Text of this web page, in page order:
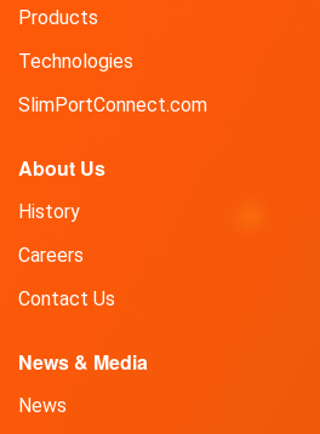
け
組
み
ポ
搭
Products
Technologies
SlimPortConnect.com
About Us
History
Careers
Contact Us
News & Media
News